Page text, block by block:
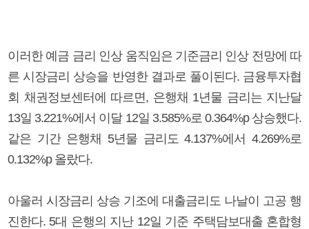
이러한 예금 금리 인상 움직임은 기준금리 인상 전망에 따
른 시장금리 상승을 반영한 결과로 풀이된다. 금융투자협
회 채권정보센터에 따르면, 은행채 1년물 금리는 지난달
13일 3.221%에서 이달 12일 3.585%로 0.364%p 상승했다.
같은 기간 은행채 5년물 금리도 4.137%에서 4.269%로
0.132%p 올랐다.
아울러 시장금리 상승 기조에 대출금리도 나날이 고공 행
진한다. 5대 은행의 지난 12일 기준 주택담보대출 혼합형